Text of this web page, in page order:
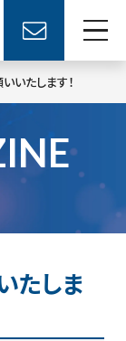
いたします！
たしま